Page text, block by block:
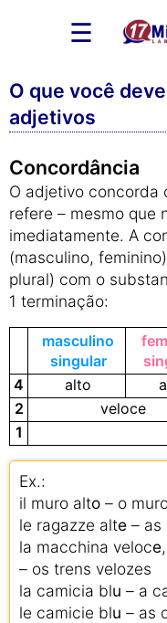
☰
O que você
adjetivos
Concordância
O adjetivo concorda
refere – mesmo que
imediatamente. A
(masculino,
plural) com o
1 terminação:
masculino
singular
4
alto
2
veloce
1
Ex.:
il muro alto – o
le ragazze alte – as
la macchina veloce
– os trens velozes
la camicia blu – a
le camicie blu – as